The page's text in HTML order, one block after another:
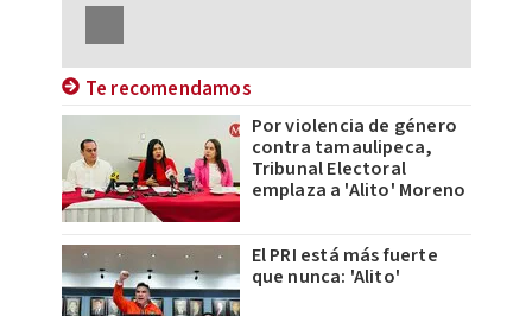
Te recomendamos
Por violencia de género
contra tamaulipeca,
Tribunal Electoral
emplaza a 'Alito' Moreno
El PRI está más fuerte
que nunca: 'Alito'